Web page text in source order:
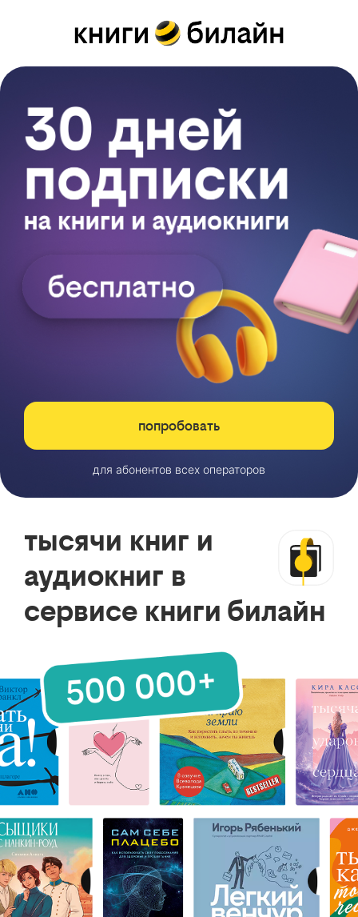
попробовать
для абонентов всех операторов
тысячи книг и
аудиокниг в
сервисе книги билайн